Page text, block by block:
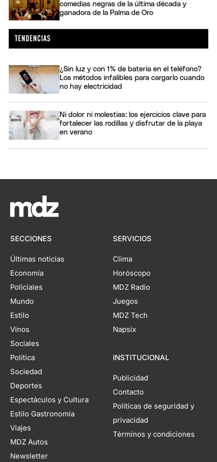
comedias negras de la última década y
ganadora de la Palma de Oro
¿Sin luz y con 1% de batería en el teléfono?
Los métodos infalibles para cargarlo cuando
no hay electricidad
Ni dolor ni molestias: los ejercicios clave para
fortalecer las rodillas y disfrutar de la playa
en verano
SECCIONES
Últimas noticias
Economía
Policiales
Mundo
Estilo
Vinos
Sociales
Política
Sociedad
Deportes
Espectáculos y Cultura
Estilo Gastronomía
Viajes
MDZ Autos
Newsletter
SERVICIOS
Clima
Horóscopo
MDZ Radio
Juegos
MDZ Tech
Napsix
INSTITUCIONAL
Publicidad
Contacto
Políticas de seguridad y
privacidad
Términos y condiciones